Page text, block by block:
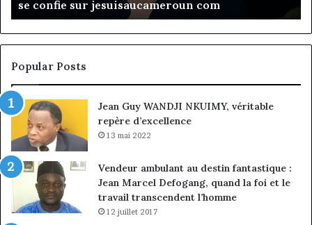
porté
sur
la
diaspora »
samir
se
confie
sur
jesuisaucameroun
com
se confie sur jesuisaucameroun com
Popular Posts
Jean Guy WANDJI NKUIMY, véritable
repère d’excellence
13 mai 2022
Vendeur ambulant au destin fantastique :
Jean Marcel Defogang, quand la foi et le
travail transcendent l’homme
12 juillet 2017